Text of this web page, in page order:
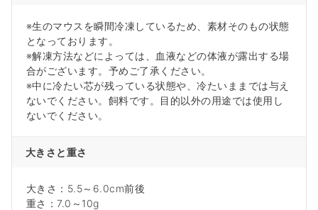
※生のマウスを瞬間冷凍しているため、素材そのもの状態
となっております。
※解凍方法などによっては、血液などの体液が露出する場
合がございます。予めご了承ください。
※中に冷たい芯が残っている状態や、冷たいままでは与え
ないでください。飼料です。目的以外の用途では使用し
ないでください。
大きさと重さ
大きさ：5.5～6.0cm前後
重さ：7.0～10g